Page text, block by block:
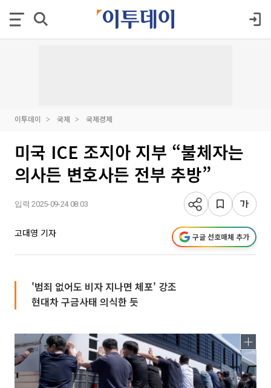
이투데이 국제 국제경제
미국 ICE 조지아 지부 “불체자는
의사든 변호사든 전부 추방”
입력 2025-09-24 08:03
고대영 기자 구글 선호매체 추가
'범죄 없어도 비자 지나면 체포' 강조
현대차 구금사태 의식한 듯